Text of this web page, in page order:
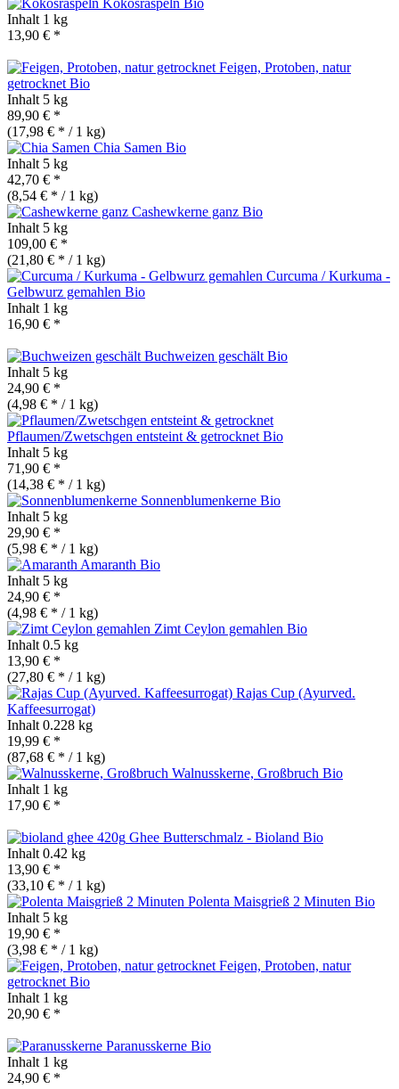
Inhalt 1 kg
13,90 € *
Feigen, Protoben, natur
getrocknet Bio
Inhalt 5 kg
89,90 € *
(17,98 € * / 1 kg)
Chia Samen Bio
Inhalt 5 kg
42,70 € *
(8,54 € * / 1 kg)
Cashewkerne ganz Bio
Inhalt 5 kg
109,00 € *
(21,80 € * / 1 kg)
Curcuma / Kurkuma -
Gelbwurz gemahlen Bio
Inhalt 1 kg
16,90 € *
Buchweizen geschält Bio
Inhalt 5 kg
24,90 € *
(4,98 € * / 1 kg)
Pflaumen/Zwetschgen entsteint & getrocknet Bio
Inhalt 5 kg
71,90 € *
(14,38 € * / 1 kg)
Sonnenblumenkerne Bio
Inhalt 5 kg
29,90 € *
(5,98 € * / 1 kg)
Amaranth Bio
Inhalt 5 kg
24,90 € *
(4,98 € * / 1 kg)
Zimt Ceylon gemahlen Bio
Inhalt 0.5 kg
13,90 € *
(27,80 € * / 1 kg)
Rajas Cup (Ayurved.
Kaffeesurrogat)
Inhalt 0.228 kg
19,99 € *
(87,68 € * / 1 kg)
Walnusskerne, Großbruch Bio
Inhalt 1 kg
17,90 € *
Ghee Butterschmalz - Bioland Bio
Inhalt 0.42 kg
13,90 € *
(33,10 € * / 1 kg)
Polenta Maisgrieß 2 Minuten Bio
Inhalt 5 kg
19,90 € *
(3,98 € * / 1 kg)
Feigen, Protoben, natur
getrocknet Bio
Inhalt 1 kg
20,90 € *
Paranusskerne Bio
Inhalt 1 kg
24,90 € *